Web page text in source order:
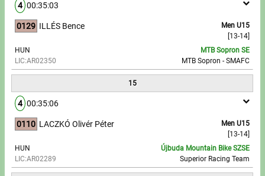
4 00:35:03
0129
Men U15
[13-14]
ILLÉS Bence
HUN
LIC:AR02350
MTB Sopron SE
MTB Sopron - SMAFC
15
4 00:35:06
0110
Men U15
[13-14]
LACZKÓ Olivér Péter
HUN
LIC:AR02289
Újbuda Mountain Bike SZSE
Superior Racing Team